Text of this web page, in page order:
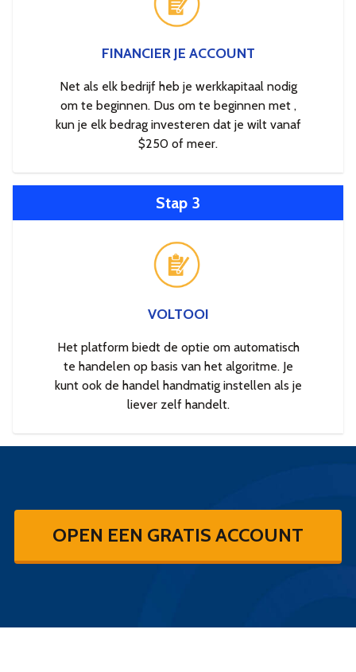
FINANCIER JE ACCOUNT
Net als elk bedrijf heb je werkkapitaal nodig
om te beginnen. Dus om te beginnen met ,
kun je elk bedrag investeren dat je wilt vanaf
$250 of meer.
Stap 3
VOLTOOI
Het platform biedt de optie om automatisch
te handelen op basis van het algoritme. Je
kunt ook de handel handmatig instellen als je
liever zelf handelt.
OPEN EEN GRATIS ACCOUNT